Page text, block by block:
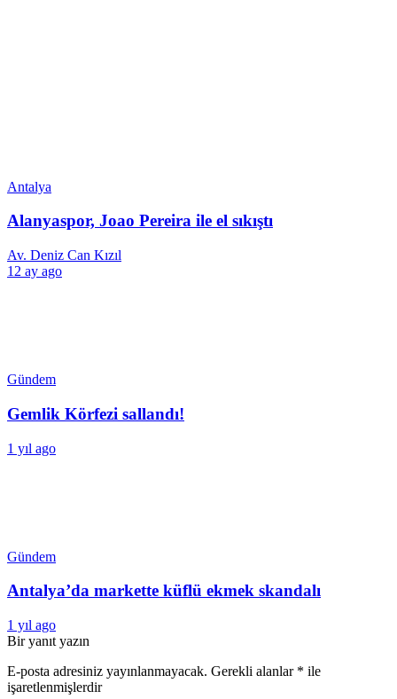
Antalya
Alanyaspor, Joao Pereira ile el sıkıştı
Av. Deniz Can Kızıl
12 ay ago
Gündem
Gemlik Körfezi sallandı!
1 yıl ago
Gündem
Antalya’da markette küflü ekmek skandalı
1 yıl ago
Bir yanıt yazın
E-posta adresiniz yayınlanmayacak. Gerekli alanlar * ile
işaretlenmişlerdir